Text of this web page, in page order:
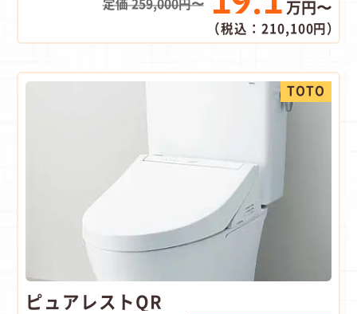
万円〜
（税込：210,100円）
TOTO
ピュアレストQR